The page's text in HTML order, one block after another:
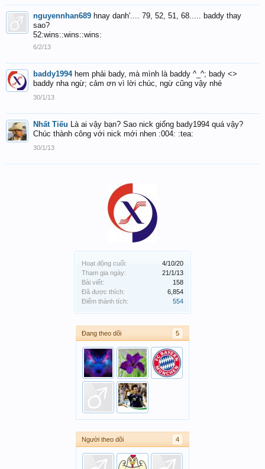
Hoạt động cuối:
4/10/20
Tham gia ngày:
21/1/13
Bài viết:
158
Đã được thích:
6,854
Điểm thành tích:
554
Đang theo dõi 5
Người theo dõi 4
nguyennhan689 hnay danh'.... 79, 52, 51, 68..... baddy thay
sao?
52:wins::wins::wins:
6/2/13
baddy1994 hem phải bady, mà mình là baddy ^_^; bady <>
baddy nha ngừ; cảm ơn vì lời chúc, ngừ cũng vậy nhé
30/1/13
Nhất Tiếu Là ai vậy bạn? Sao nick giống bady1994 quá vậy?
Chúc thành công với nick mới nhen :004: :tea:
30/1/13